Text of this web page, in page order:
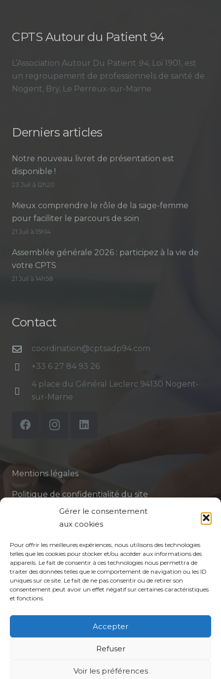
Gérer le consentement
aux cookies
Pour offrir les meilleures expériences, nous utilisons des technologies
telles que les cookies pour stocker et/ou accéder aux informations des
appareils. Le fait de consentir à ces technologies nous permettra de
traiter des données telles que le comportement de navigation ou les ID
uniques sur ce site. Le fait de ne pas consentir ou de retirer son
consentement peut avoir un effet négatif sur certaines caractéristiques
et fonctions.
Accepter
Refuser
Voir les préférences
CPTS Autour du Patient 94
L’Association Autour Du Patient 94, Loi 1901, est
un regroupement de professionnels de santé de
Nogent, Bry, Le Perreux-sur-Marne.
Derniers articles
Notre nouveau livret de présentation est
disponible !
23 Juil à 12h20
Mieux comprendre le rôle de la sage-femme
pour faciliter le parcours de soin
21 Juil à 15h14
Assemblée générale 2026 : participez à la vie de
votre CPTS
21 Juil à 14h58
Contact
coordination@cptsadp94.com
+33 6 27 84 93 26
4 place du Général Leclerc 94130 Nogent-
sur-Marne
Mentions légales
Politique de confidentialité du site
Politique de protection des données de la CPTS
Votre CPTS
Professionnels de santé